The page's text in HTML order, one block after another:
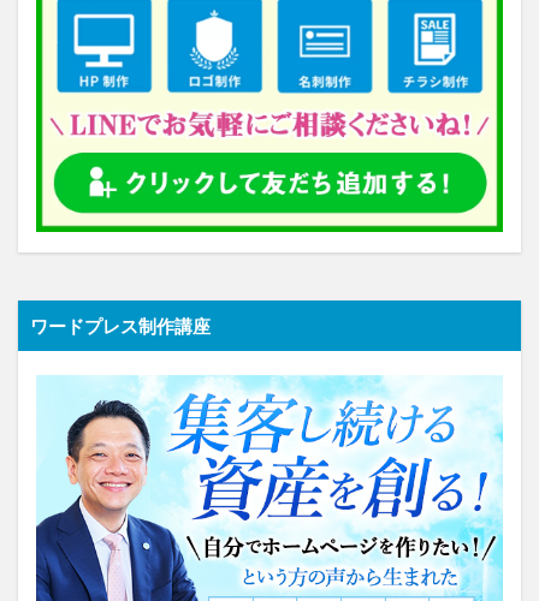
ワードプレス制作講座